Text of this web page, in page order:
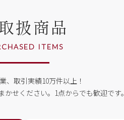
扱商品
ITEMS
、取引実績10万件以上！
せください。 1点からでも歓迎です。